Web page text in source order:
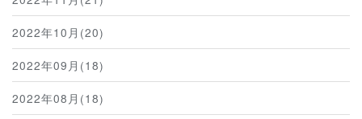
2022年10月(20)
2022年09月(18)
2022年08月(18)